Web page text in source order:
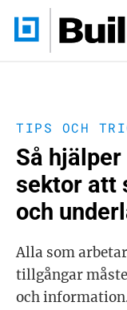
TIPS OCH
Så
sektor att
och
Alla som
tillgångar
och